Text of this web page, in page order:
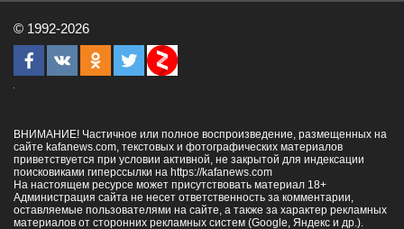
© 1992-2026
ВНИМАНИЕ! Частичное или полное воспроизведение, размещенных на
сайте kafanews.com, текстовых и фотографических материалов
приветствуется при условии активной, не закрытой для индексации
поисковиками гиперссылки на https://kafanews.com
На настоящем ресурсе может присутствовать материал 18+
Администрация сайта не несет ответственность за комментарии,
оставляемые пользователями на сайте, а также за характер рекламных
материалов от сторонних рекламных систем (Google, Яндекс и др.).